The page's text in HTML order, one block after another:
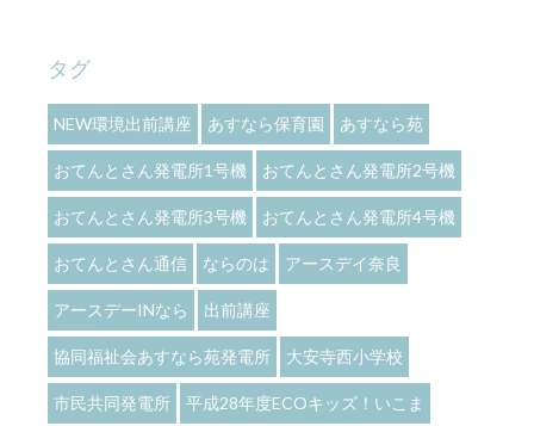
タグ
NEW環境出前講座 あすなら保育園 あすなら苑
おてんとさん発電所1号機 おてんとさん発電所2号機
おてんとさん発電所3号機 おてんとさん発電所4号機
おてんとさん通信 ならのは アースデイ奈良
アースデーINなら 出前講座
協同福祉会あすなら苑発電所 大安寺西小学校
市民共同発電所 平成28年度ECOキッズ！いこま